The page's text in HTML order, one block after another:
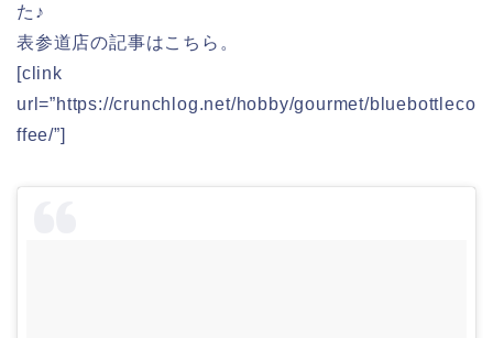
た♪
表参道店の記事はこちら。
[clink
url=”https://crunchlog.net/hobby/gourmet/bluebottleco
ffee/”]